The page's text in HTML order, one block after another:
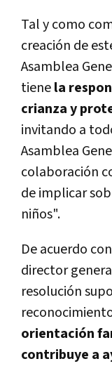
Tal y como
creación de
Asamblea
tienela
crianza y
invitando a
Asamblea
colaboración
de implicar
niños".
De acuerdo
director
resolución
orientación
contribuye a